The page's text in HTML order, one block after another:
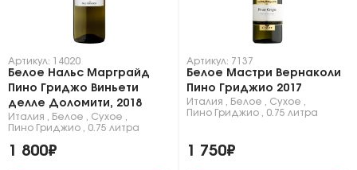
Артикул: 14020
Белое Нальс Марграйд
Пино Гриджо Виньети
делле Доломити, 2018
Италия Белое Сухое
Пино Гриджио
0.75 литра
1 800₽
Артикул: 7137
Белое Мастри Вернаколи
Пино Гриджио 2017
Италия Белое Сухое
Пино Гриджио
0.75 литра
1 750₽